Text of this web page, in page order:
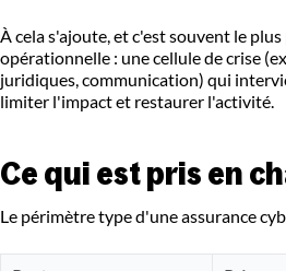
À cela s'ajoute, et c'est souvent le
opérationnelle : une cellule de crise
juridiques, communication) qui
limiter l'impact et restaurer l'activité.
Ce qui est pris en
Le périmètre type d'une assurance